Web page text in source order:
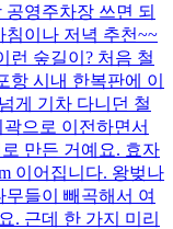
영주차장 쓰면 되
침이나 저녁 추천~~
숲길이? 처음 철
항 시내 한복판에 이
게 기차 다니던 철
으로 이전하면서
만든 거예요. 효자
이어집니다. 왕벚나
들이 빼곡해서 여
. 근데 한 가지 미리